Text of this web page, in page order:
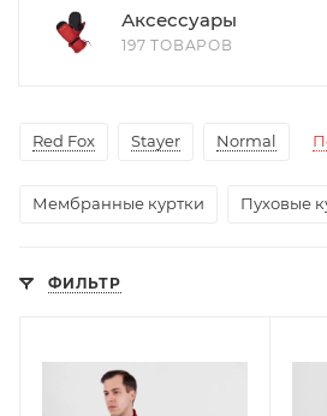
Аксессуары
197 ТОВАРОВ
Red Fox Stayer Normal
Мембранные куртки Пуховые
ФИЛЬТР